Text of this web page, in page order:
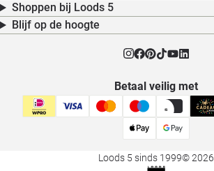
Shoppen bij Loods 5
Blijf op de hoogte
Betaal veilig met
Loods 5 sinds 1999© 2026